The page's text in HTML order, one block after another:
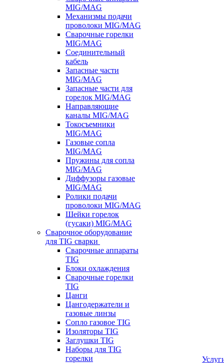
MIG/MAG
Механизмы подачи
проволоки MIG/MAG
Сварочные горелки
MIG/MAG
Соединительный
кабель
Запасные части
MIG/MAG
Запасные части для
горелок MIG/MAG
Направляющие
каналы MIG/MAG
Токосъемники
MIG/MAG
Газовые сопла
MIG/MAG
Пружины для сопла
MIG/MAG
Диффузоры газовые
MIG/MAG
Ролики подачи
проволоки MIG/MAG
Шейки горелок
(гусаки) MIG/MAG
Сварочное оборудование
для TIG сварки
Сварочные аппараты
TIG
Блоки охлаждения
Сварочные горелки
TIG
Цанги
Цангодержатели и
газовые линзы
Сопло газовое TIG
Изоляторы TIG
Заглушки TIG
Наборы для TIG
горелки